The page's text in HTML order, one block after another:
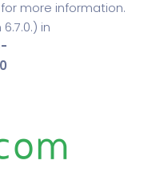
for more information.
in